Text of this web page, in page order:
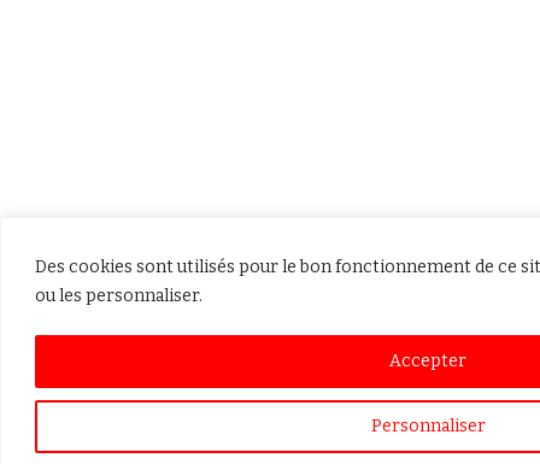
Des cookies sont utilisés pour le bon fonctionnement de ce
ou les personnaliser.
Personnaliser
Accepter